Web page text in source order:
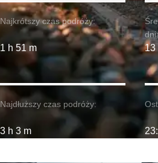
Najkrótszy czas podróży:
1 h 51 m
Najdłuższy czas podróży:
3 h 3 m
13